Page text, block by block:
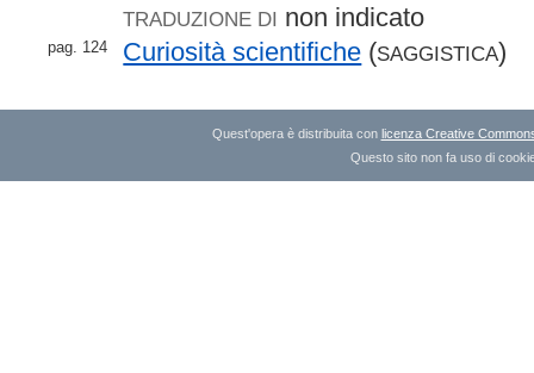
TRADUZIONE DI non indicato
pag. 124 Curiosità scientifiche (SAGGISTICA)
Quest'opera è distribuita con licenza Creative
Questo sito non fa uso di